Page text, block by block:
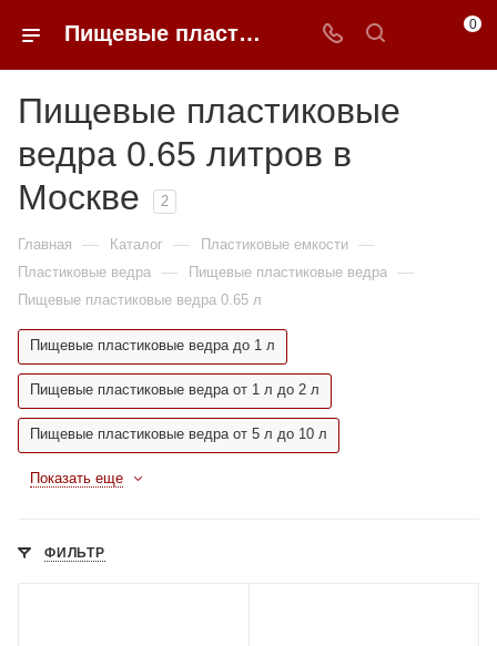
Пищевые пластиковые ведра 0.65 литров недорого в Москве | 0FFER 0
Пищевые пластиковые
ведра 0.65 литров в
Москве
2
Главная — Каталог — Пластиковые емкости —
Пластиковые ведра — Пищевые пластиковые ведра —
Пищевые пластиковые ведра 0.65 л
Пищевые пластиковые ведра до 1 л
Пищевые пластиковые ведра от 1 л до 2 л
Пищевые пластиковые ведра от 5 л до 10 л
Показать еще
ФИЛЬТР